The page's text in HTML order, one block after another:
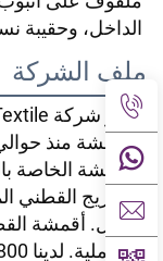
الداخل، وحقيبة
ملف الشركة